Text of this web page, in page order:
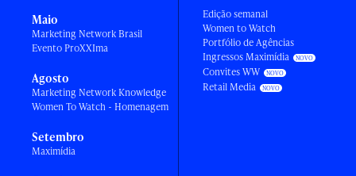
Maio
Marketing Network Brasil
Evento ProXXIma
Agosto
Marketing Network Knowledge
Women To Watch - Homenagem
Setembro
Maximídia
Edição semanal
Women to Watch
Portfólio de Agências
Ingressos Maximídia
Convites WW
Retail Media